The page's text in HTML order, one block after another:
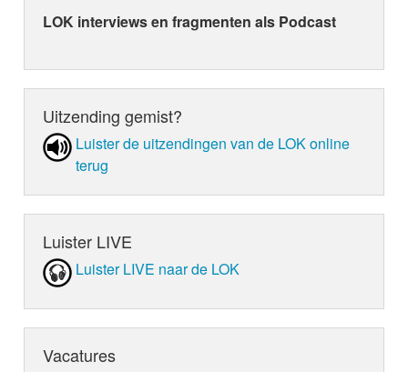
LOK interviews en fragmenten als Podcast
Uitzending gemist?
Luister de uit­zen­din­gen van de LOK online
terug
Luister LIVE
Luister LIVE naar de LOK
Vacatures